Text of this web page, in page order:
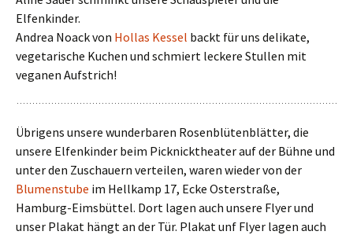
Elfenkinder.
Andrea Noack von Hollas Kessel backt für uns delikate,
vegetarische Kuchen und schmiert leckere Stullen mit
veganen Aufstrich!
Übrigens unsere wunderbaren Rosenblütenblätter, die
unsere Elfenkinder beim Picknicktheater auf der Bühne und
unter den Zuschauern verteilen, waren wieder von der
Blumenstube im Hellkamp 17, Ecke Osterstraße,
Hamburg-Eimsbüttel. Dort lagen auch unsere Flyer und
unser Plakat hängt an der Tür. Plakat unf Flyer lagen auch